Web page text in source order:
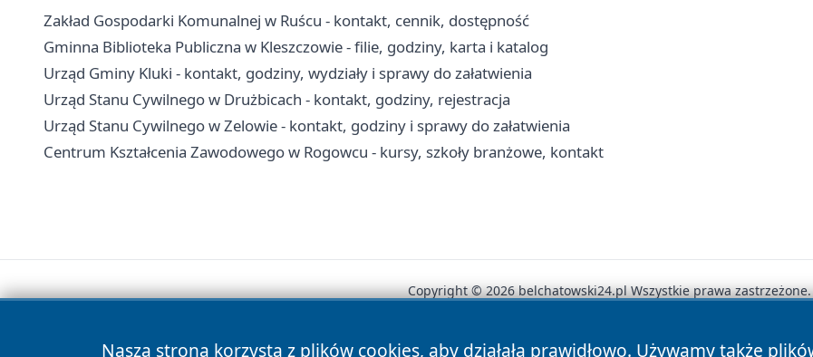
Zakład Gospodarki Komunalnej w Ruścu - kontakt, cennik, dostępność
Gminna Biblioteka Publiczna w Kleszczowie - filie, godziny, karta i katalog
Urząd Gminy Kluki - kontakt, godziny, wydziały i sprawy do załatwienia
Urząd Stanu Cywilnego w Drużbicach - kontakt, godziny, rejestracja
Urząd Stanu Cywilnego w Zelowie - kontakt, godziny i sprawy do załatwienia
Centrum Kształcenia Zawodowego w Rogowcu - kursy, szkoły branżowe, kontakt
Nasza strona korzysta z plików cookies, aby działała prawidłowo. Używamy także
Copyright © 2026 belchatowski24.pl Wszystkie prawa zastrzeżone.